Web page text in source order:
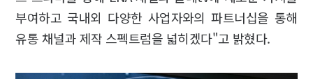
부여하고 국내외 다양한 사업자와의 파트너십을 통해
유통 채널과 제작 스펙트럼을 넓히겠다"고 밝혔다.